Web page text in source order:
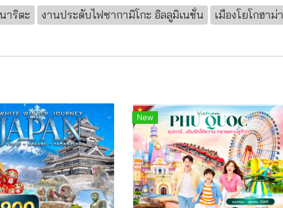
าริตะ งานประดับไฟซากามิโกะ อิลลูมิเนชั่น เมืองโยโกฮาม่า
New